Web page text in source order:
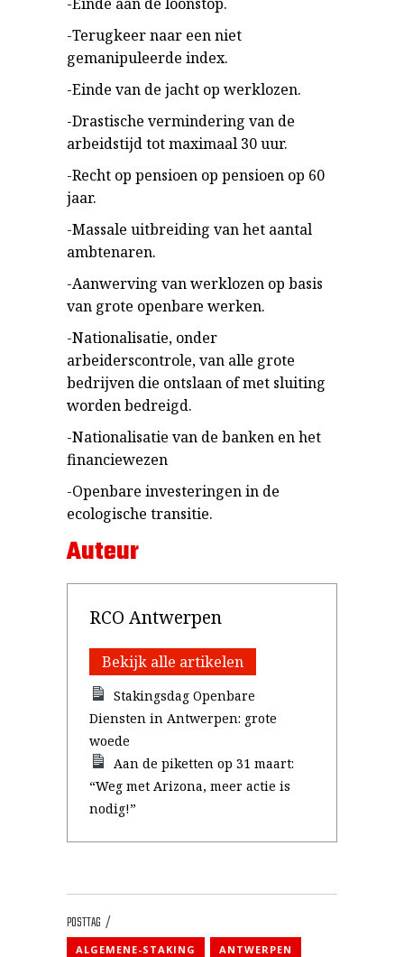
-Terugkeer naar een niet
gemanipuleerde index.
-Einde van de jacht op werklozen.
-Drastische vermindering van de
arbeidstijd tot maximaal 30 uur.
-Recht op pensioen op pensioen op 60
jaar.
-Massale uitbreiding van het aantal
ambtenaren.
-Aanwerving van werklozen op basis
van grote openbare werken.
-Nationalisatie, onder
arbeiderscontrole, van alle grote
bedrijven die ontslaan of met sluiting
worden bedreigd.
-Nationalisatie van de banken en het
financiewezen
-Openbare investeringen in de
ecologische transitie.
Auteur
RCO Antwerpen
Bekijk alle artikelen
Stakingsdag Openbare
Diensten in Antwerpen: grote
woede
Aan de piketten op 31 maart:
“Weg met Arizona, meer actie is
nodig!”
POSTTAG
ALGEMENE-STAKING ANTWERPEN